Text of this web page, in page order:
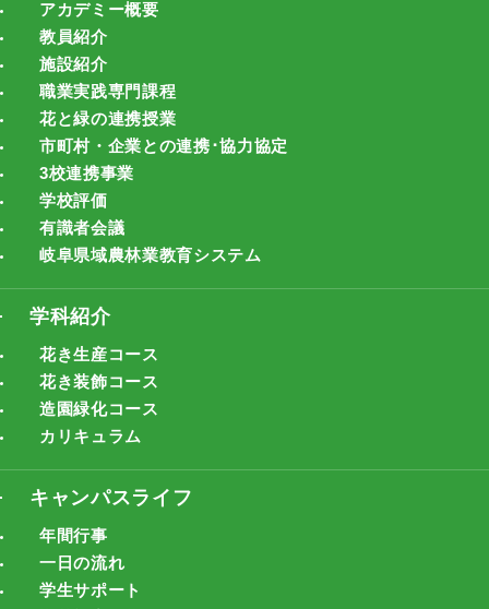
アカデミー概要
教員紹介
施設紹介
職業実践専門課程
花と緑の連携授業
市町村・企業との連携･協力協定
3校連携事業
学校評価
有識者会議
岐阜県域農林業教育システム
学科紹介
花き生産コース
花き装飾コース
造園緑化コース
カリキュラム
キャンパスライフ
年間行事
一日の流れ
学生サポート